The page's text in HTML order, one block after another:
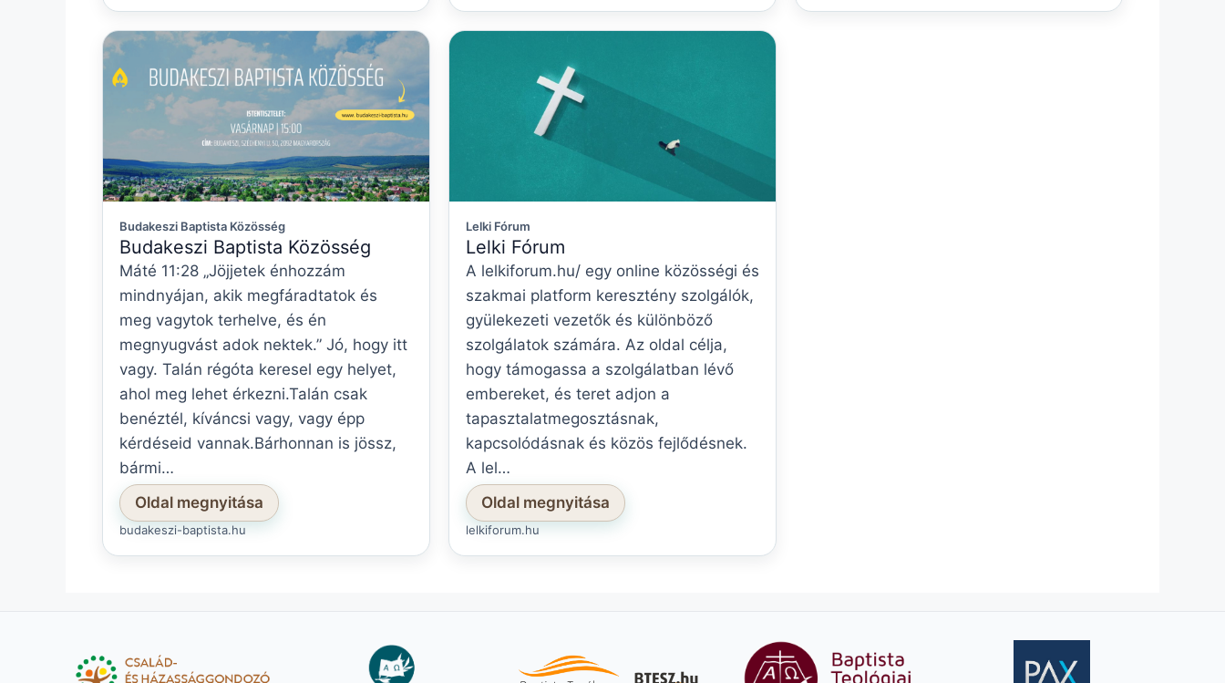
Budakeszi Baptista Közösség
Budakeszi Baptista Közösség
Máté 11:28 „Jöjjetek énhozzám
mindnyájan, akik megfáradtatok és
meg vagytok terhelve, és én
megnyugvást adok nektek.” Jó, hogy itt
vagy. Talán régóta keresel egy helyet,
ahol meg lehet érkezni.Talán csak
benéztél, kíváncsi vagy, vagy épp
kérdéseid vannak.Bárhonnan is jössz,
bármi…
Oldal megnyitása
budakeszi-baptista.hu
Lelki Fórum
Lelki Fórum
A lelkiforum.hu/ egy online közösségi és
szakmai platform keresztény szolgálók,
gyülekezeti vezetők és különböző
szolgálatok számára. Az oldal célja,
hogy támogassa a szolgálatban lévő
embereket, és teret adjon a
tapasztalatmegosztásnak,
kapcsolódásnak és közös fejlődésnek.
A lel…
Oldal megnyitása
lelkiforum.hu